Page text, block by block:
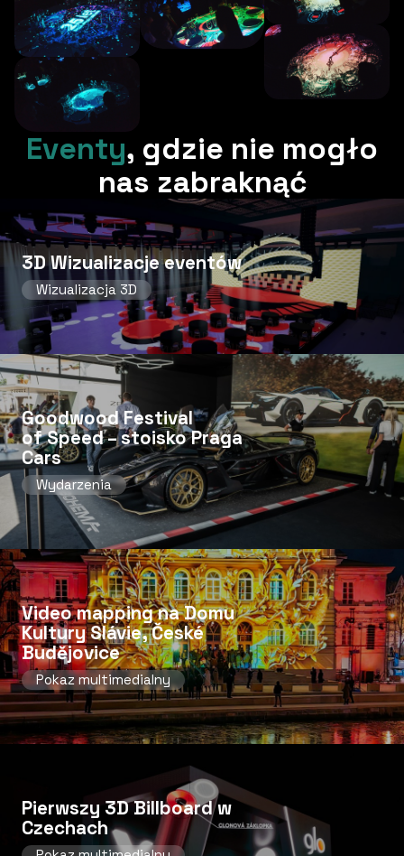
Eventy, gdzie nie mogło
nas zabraknąć
3D Wizualizacje eventów
Wizualizacja 3D
Goodwood Festival
of Speed ​​– stoisko Praga
Cars
Wydarzenia
Video mapping na Domu
Kultury Slávie, České
Budějovice
Pokaz multimedialny
Pierwszy 3D Billboard w
Czechach